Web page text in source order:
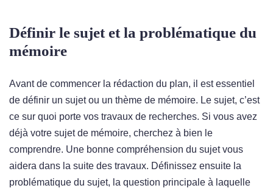
Définir le sujet et la problématique du
mémoire
Avant de commencer la rédaction du plan, il est essentiel
de définir un sujet ou un thème de mémoire. Le sujet, c’est
ce sur quoi porte vos travaux de recherches. Si vous avez
déjà votre sujet de mémoire, cherchez à bien le
comprendre. Une bonne compréhension du sujet vous
aidera dans la suite des travaux. Définissez ensuite la
problématique du sujet, la question principale à laquelle